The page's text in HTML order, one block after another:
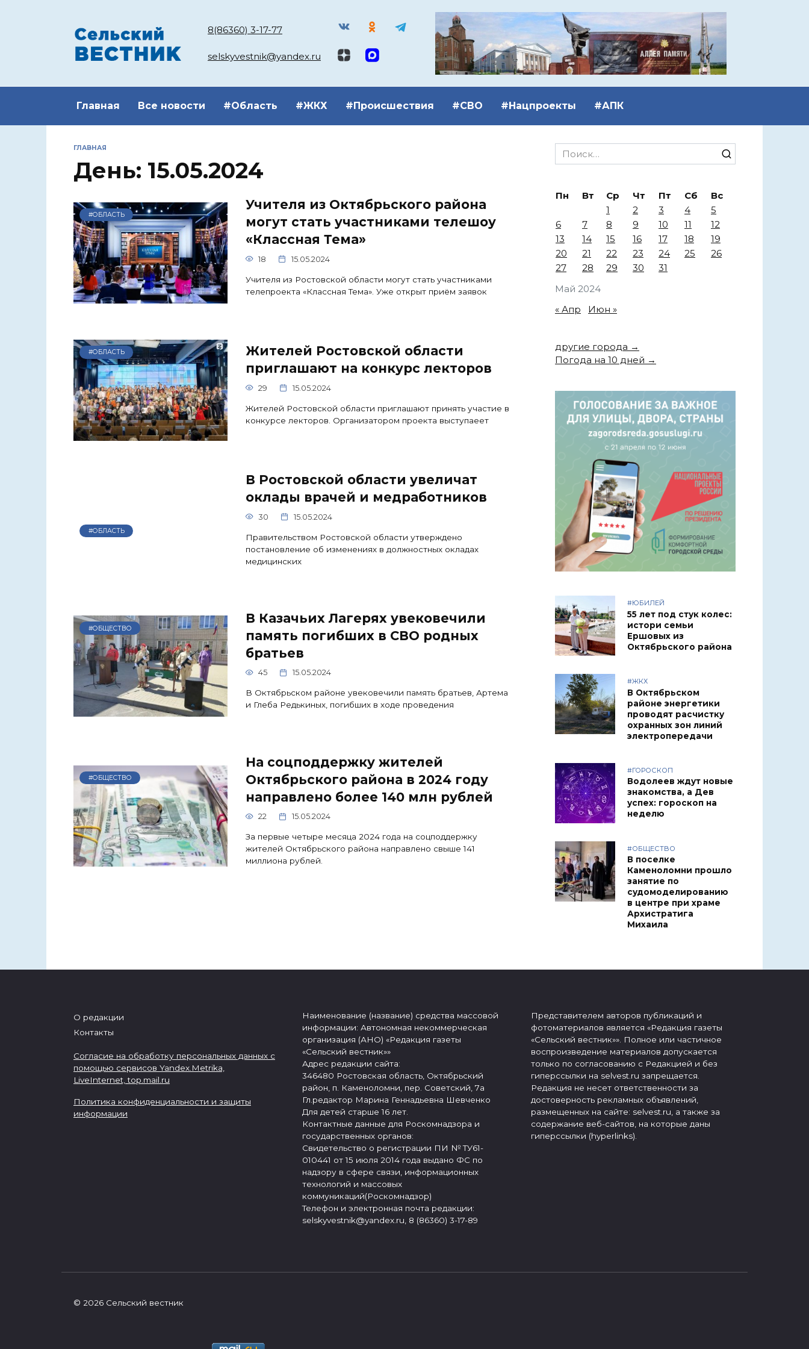
8(86360) 3-17-77
selskyvestnik@yandex.ru
Главная Все новости #Область #ЖКХ #Происшествия #СВО #Нацпроекты #АПК
ГЛАВНАЯ
День: 15.05.2024
#ОБЛАСТЬ
Учителя из Октябрьского района
могут стать участниками телешоу
«Классная Тема»
18 15.05.2024
Учителя из Ростовской области могут стать участниками
телепроекта «Классная Тема». Уже открыт приём заявок
#ОБЛАСТЬ
Жителей Ростовской области
приглашают на конкурс лекторов
29 15.05.2024
Жителей Ростовской области приглашают принять участие в
конкурсе лекторов. Организатором проекта выступаеет
#ОБЛАСТЬ
В Ростовской области увеличат
оклады врачей и медработников
30 15.05.2024
Правительством Ростовской области утверждено
постановление об изменениях в должностных окладах
медицинских
#ОБЩЕСТВО
В Казачьих Лагерях увековечили
память погибших в СВО родных
братьев
45 15.05.2024
В Октябрьском районе увековечили память братьев, Артема
и Глеба Редькиных, погибших в ходе проведения
#ОБЩЕСТВО
На соцподдержку жителей
Октябрьского района в 2024 году
направлено более 140 млн рублей
22 15.05.2024
За первые четыре месяца 2024 года на соцподдержку
жителей Октябрьского района направлено свыше 141
миллиона рублей.
Search
for:
Май 2024
Пн Вт Ср Чт Пт Сб
Вс
1
2 3 4
5
6
7 8 9 10 11
12
13
14 15 16 17 18
19
20
21 22 23 24 25
26
27
28 29 30 31
« Апр Июн »
другие города →
Погода на 10 дней →
#ЮБИЛЕЙ
55 лет под стук колес:
истори семьи
Ершовых из
Октябрьского района
#ЖКХ
В Октябрьском
районе энергетики
проводят расчистку
охранных зон линий
электропередачи
#ГОРОСКОП
Водолеев ждут новые
знакомства, а Дев
успех: гороскоп на
неделю
#ОБЩЕСТВО
В поселке
Каменоломни прошло
занятие по
судомоделированию
в центре при храме
Архистратига
Михаила
О редакции
Контакты
Согласие на обработку персональных данных с
помощью сервисов Yandex.Metrika,
LiveInternet,top.mail.ru
Политика конфиденциальности и защиты
информации
Наименование (название) средства массовой
информации: Автономная некоммерческая
организация (АНО) «Редакция газеты
«Сельский вестник»»
Адрес редакции сайта:
346480 Ростовская область, Октябрьский
район, п. Каменоломни, пер. Советский, 7а
Гл.редактор Марина Геннадьевна Шевченко
Для детей старше 16 лет.
Контактные данные для Роскомнадзора и
государственных органов:
Свидетельство о регистрации ПИ № ТУ61-
010441 от 15 июля 2014 года выдано ФС по
надзору в сфере связи, информационных
технологий и массовых
коммуникаций(Роскомнадзор)
Телефон и электронная почта редакции:
selskyvestnik@yandex.ru, 8 (86360) 3-17-89
Представителем авторов публикаций и
фотоматериалов является «Редакция газеты
«Сельский вестник»». Полное или частичное
воспроизведение материалов допускается
только по согласованию с Редакцией и без
гиперссылки на selvest.ru запрещается.
Редакция не несет ответственности за
достоверность рекламных объявлений,
размещенных на сайте: selvest.ru, а также за
содержание веб-сайтов, на которые даны
гиперссылки (hyperlinks).
© 2026 Сельский вестник